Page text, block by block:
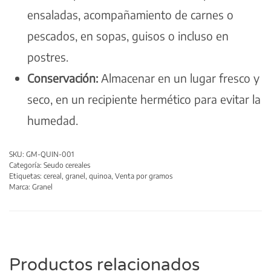
ensaladas, acompañamiento de carnes o
pescados, en sopas, guisos o incluso en
postres.
Conservación: Almacenar en un lugar fresco y
seco, en un recipiente hermético para evitar la
humedad.
SKU: GM-QUIN-001
Categoría: Seudo cereales
Etiquetas: cereal, granel, quinoa, Venta por gramos
Marca: Granel
Productos relacionados